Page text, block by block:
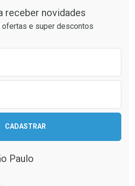
receber novidades
ofertas e super descontos
CADASTRAR
Paulo